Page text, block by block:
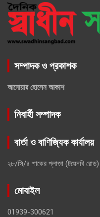
সম্পাদক ও প্রকাশক
আনোয়ার হোসেন আকাশ
নিবার্হী সম্পাদক
বার্তা ও বাণিজ্যিক কার্যালয়
২৮/সি/৪ শাকের প্লাজা (টয়েনবি
মোবাইল
01939-300621